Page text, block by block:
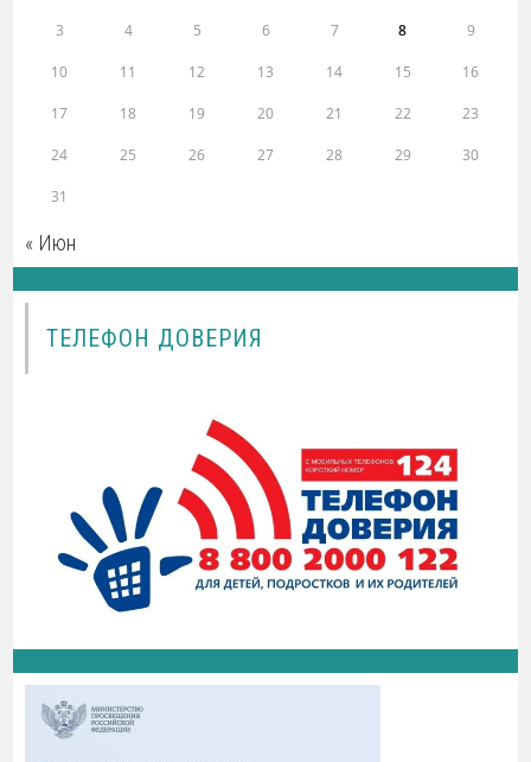
3 4 5 6 7 8 9
10 11 12 13 14 15 16
17 18 19 20 21 22 23
24 25 26 27 28 29 30
31
« Июн
ТЕЛЕФОН ДОВЕРИЯ